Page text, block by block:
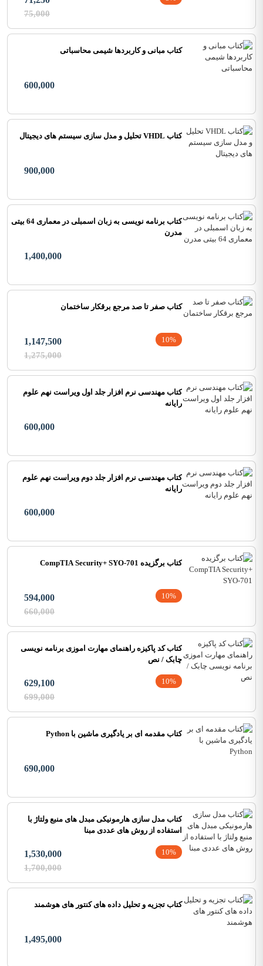
75,000
کتاب مبانی و کاربردها شیمی محاسباتی
600,000
کتاب VHDL تحلیل و مدل سازی سیستم های دیجیتال
900,000
کتاب برنامه نویسی به زبان اسمبلی در معماری 64 بیتی
مدرن
1,400,000
کتاب صفر تا صد مرجع برقکار ساختمان
10%
1,147,500
1,275,000
کتاب مهندسی نرم افزار جلد اول ویراست نهم علوم
رایانه
600,000
کتاب مهندسی نرم افزار جلد دوم ویراست نهم علوم
رایانه
600,000
کتاب برگزیده CompTIA Security+ SYO-701
10%
594,000
660,000
کتاب کد پاکیزه راهنمای مهارت اموزی برنامه نویسی
چابک / نص
10%
629,100
699,000
کتاب مقدمه ای بر یادگیری ماشین با Python
690,000
کتاب مدل سازی هارمونیکی مبدل های منبع ولتاژ با
استفاده از روش های عددی مبنا
10%
1,530,000
1,700,000
کتاب تجزیه و تحلیل داده های کنتور های هوشمند
1,495,000